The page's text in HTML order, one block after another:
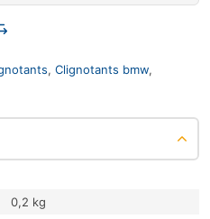
, Clignotants bmw,
0,2 kg